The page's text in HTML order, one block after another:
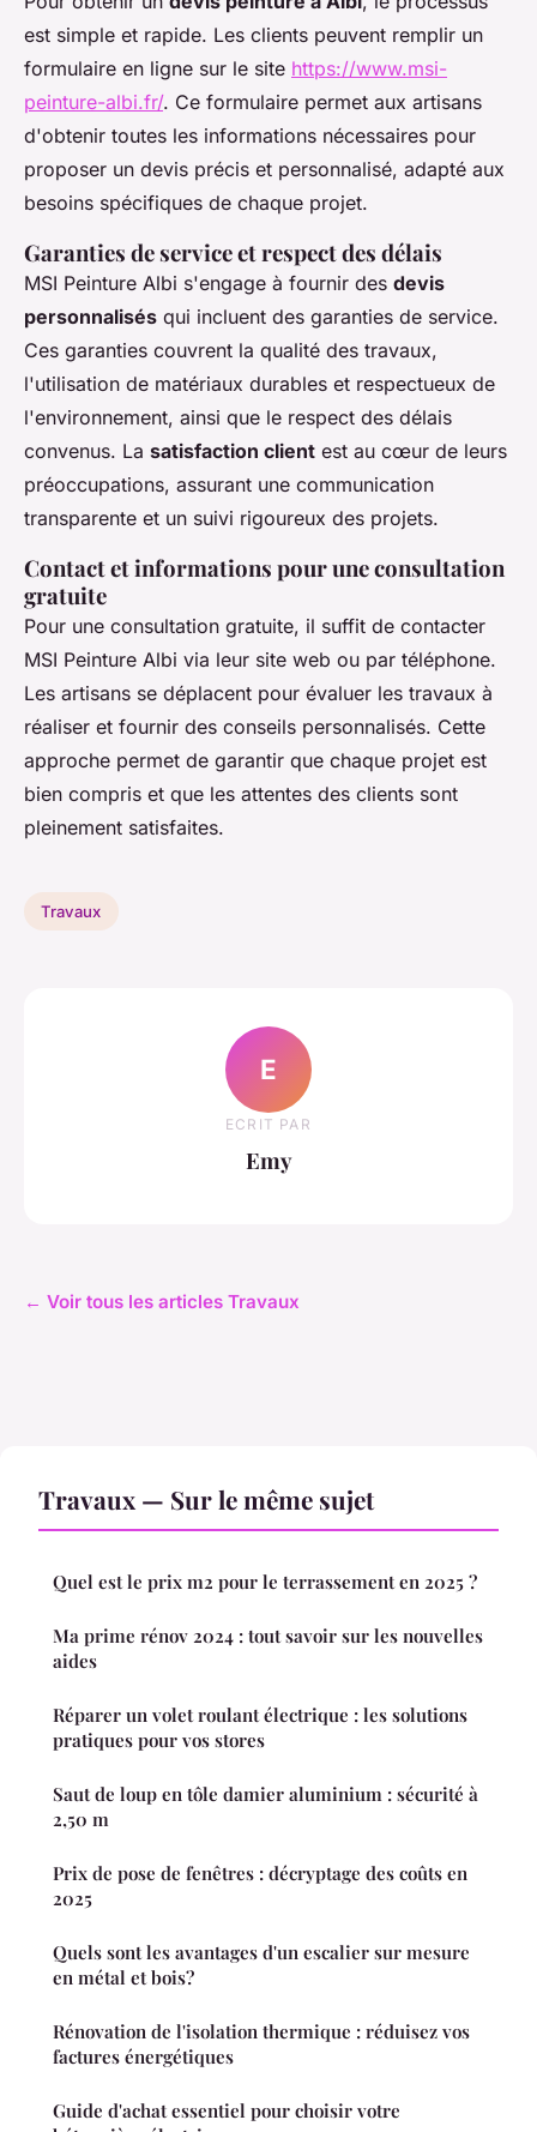
est simple et rapide. Les clients peuvent remplir un
formulaire en ligne sur le site https://www.msi-
peinture-albi.fr/. Ce formulaire permet aux artisans
d'obtenir toutes les informations nécessaires pour
proposer un devis précis et personnalisé, adapté aux
besoins spécifiques de chaque projet.
Garanties de service et respect des délais
MSI Peinture Albi s'engage à fournir des devis
personnalisés qui incluent des garanties de service.
Ces garanties couvrent la qualité des travaux,
l'utilisation de matériaux durables et respectueux de
l'environnement, ainsi que le respect des délais
convenus. La satisfaction client est au cœur de leurs
préoccupations, assurant une communication
transparente et un suivi rigoureux des projets.
Contact et informations pour une consultation
gratuite
Pour une consultation gratuite, il suffit de contacter
MSI Peinture Albi via leur site web ou par téléphone.
Les artisans se déplacent pour évaluer les travaux à
réaliser et fournir des conseils personnalisés. Cette
approche permet de garantir que chaque projet est
bien compris et que les attentes des clients sont
pleinement satisfaites.
Travaux
E
ECRIT PAR
Emy
← Voir tous les articles Travaux
Travaux — Sur le même sujet
Quel est le prix m2 pour le terrassement en 2025 ?
Ma prime rénov 2024 : tout savoir sur les nouvelles
aides
Réparer un volet roulant électrique : les solutions
pratiques pour vos stores
Saut de loup en tôle damier aluminium : sécurité à
2,50 m
Prix de pose de fenêtres : décryptage des coûts en
2025
Quels sont les avantages d'un escalier sur mesure
en métal et bois?
Rénovation de l'isolation thermique : réduisez vos
factures énergétiques
Guide d'achat essentiel pour choisir votre